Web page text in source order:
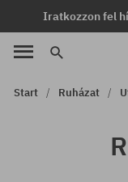
Iratkozzon fel
Start Ruházat